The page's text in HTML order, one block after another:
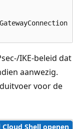
-
IKE-beleid dat
aanwezig.
voor de
Cloud Shell openen